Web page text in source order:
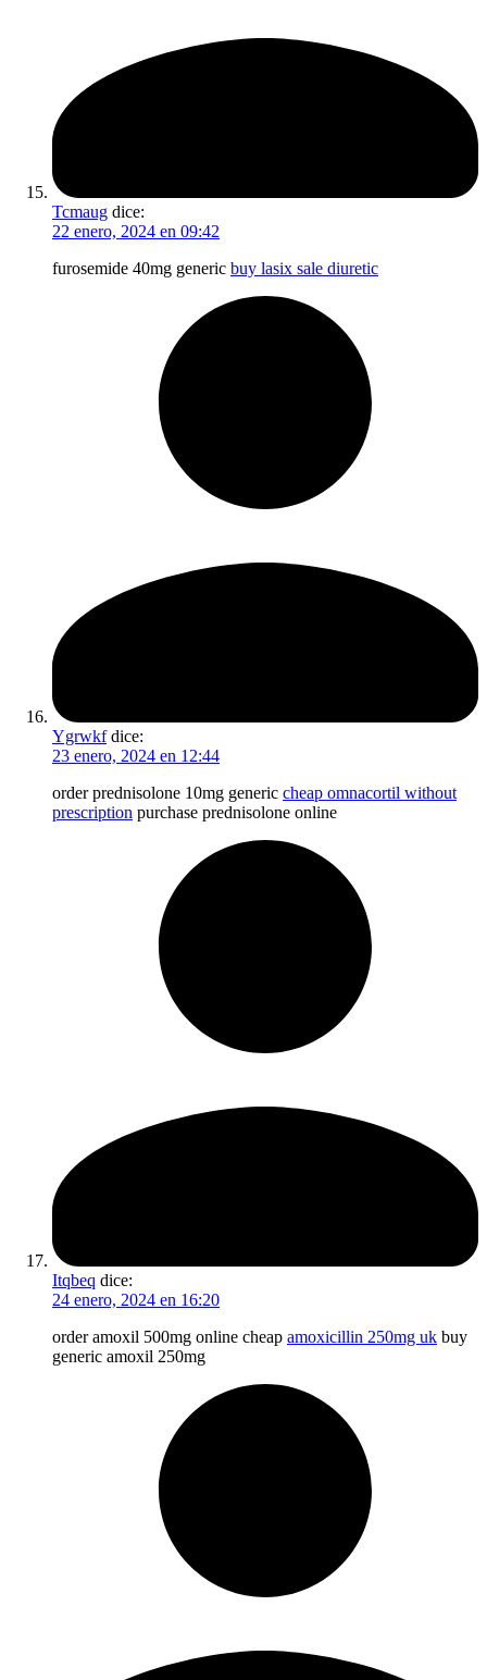
Tcmaug dice:
22 enero, 2024 en 09:42
furosemide 40mg generic buy lasix sale diuretic
Ygrwkf dice:
23 enero, 2024 en 12:44
order prednisolone 10mg generic cheap omnacortil without
prescription purchase prednisolone online
Itqbeq dice:
24 enero, 2024 en 16:20
order amoxil 500mg online cheap amoxicillin 250mg uk buy
generic amoxil 250mg